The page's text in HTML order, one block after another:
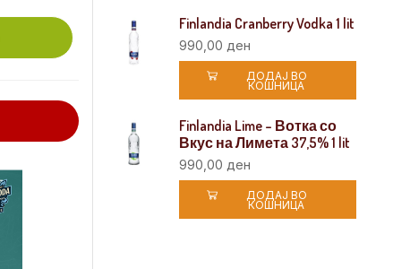
Finlandia Cranberry Vodka 1 lit
990,00 ден
ДОДАЈ ВО
КОШНИЦА
Finlandia Lime – Вотка со
Вкус на Лимета 37,5% 1 lit
990,00 ден
ДОДАЈ ВО
КОШНИЦА